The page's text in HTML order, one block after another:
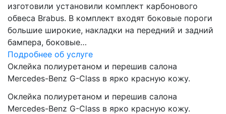
изготовили установили комплект карбонового
обвеса Brabus. В комплект входят боковые пороги
большие широкие, накладки на передний и задний
бампера, боковые…
Подробнее об услуге
Оклейка полиуретаном и перешив салона
Mercedes-Benz G-Class в ярко красную кожу.
Оклейка полиуретаном и перешив салона
Mercedes-Benz G-Class в ярко красную кожу.